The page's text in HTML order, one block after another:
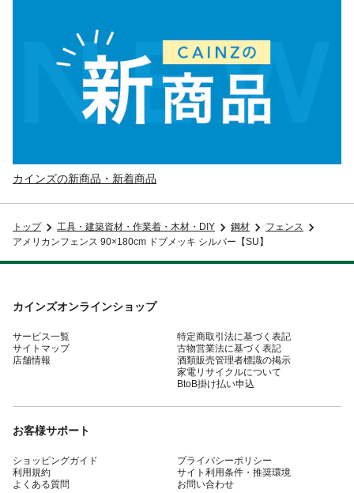
カインズの新商品・新着商品
トップ 工具・建築資材・作業着・木材・DIY 鋼材
フェンス
アメリカンフェンス 90×180cm ドブメッキ シルバー【SU】
カインズオンラインショップ
サービス一覧
サイトマップ
店舗情報
特定商取引法に基づく表記
古物営業法に基づく表記
酒類販売管理者標識の掲示
家電リサイクルについて
BtoB掛け払い申込
お客様サポート
ショッピングガイド
利用規約
よくある質問
プライバシーポリシー
サイト利用条件・推奨環境
お問い合わせ